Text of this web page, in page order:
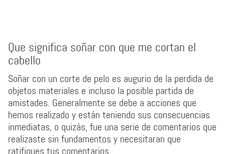
Que significa soñar con que me cortan el
cabello
Soñar con un corte de pelo es augurio de la perdida de
objetos materiales e incluso la posible partida de
amistades. Generalmente se debe a acciones que
hemos realizado y están teniendo sus consecuencias
inmediatas, o quizás, fue una serie de comentarios que
realizaste sin fundamentos y necesitaran que
ratifiques tus comentarios.